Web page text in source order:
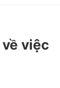
việc